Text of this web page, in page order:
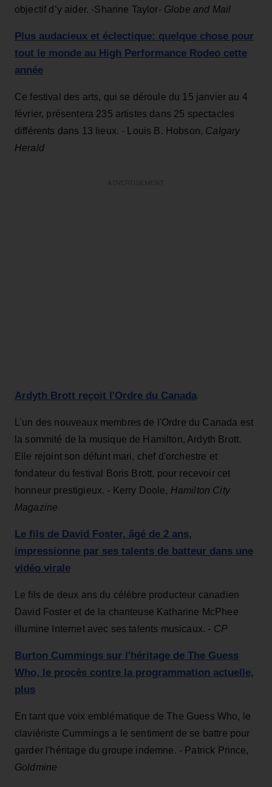
objectif d’y aider. -Sharine Taylor- Globe and Mail
Plus audacieux et éclectique: quelque chose pour
tout le monde au High Performance Rodeo cette
année
Ce festival des arts, qui se déroule du 15 janvier au 4
février, présentera 235 artistes dans 25 spectacles
différents dans 13 lieux. - Louis B. Hobson, Calgary
Herald
Ardyth Brott reçoit l'Ordre du Canada
L'un des nouveaux membres de l'Ordre du Canada est
la sommité de la musique de Hamilton, Ardyth Brott.
Elle rejoint son défunt mari, chef d'orchestre et
fondateur du festival Boris Brott, pour recevoir cet
honneur prestigieux. - Kerry Doole, Hamilton City
Magazine
Le fils de David Foster, âgé de 2 ans,
impressionne par ses talents de batteur dans une
vidéo virale
Le fils de deux ans du célèbre producteur canadien
David Foster et de la chanteuse Katharine McPhee
illumine Internet avec ses talents musicaux. - CP
Burton Cummings sur l'héritage de The Guess
Who, le procès contre la programmation actuelle,
plus
En tant que voix emblématique de The Guess Who, le
claviériste Cummings a le sentiment de se battre pour
garder l'héritage du groupe indemne. - Patrick Prince,
Goldmine